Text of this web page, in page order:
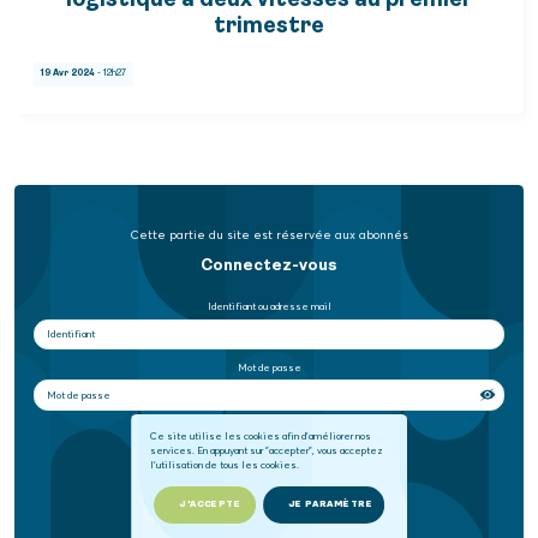
Ce site utilise les cookies afin d'améliorer nos
services. En appuyant sur "accepter", vous acceptez
l'utilisation de tous les cookies.
J'ACCEPTE JE PARAMÈTRE
trimestre
19 Avr 2024 - 12h27
Cette partie du site est réservée aux abonnés
Connectez-vous
Identifiant ou adresse mail
Mot de passe
Mot de passe oublié